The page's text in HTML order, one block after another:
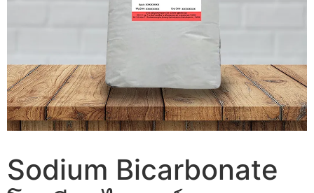
Sodium Bicarbonate